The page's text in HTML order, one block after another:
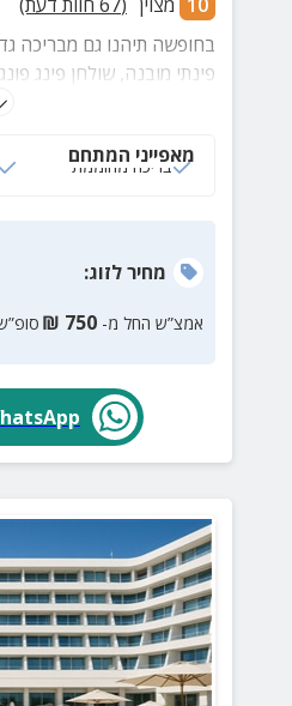
בחופשה תיהנו גם מבריכה
פינתי מובנה, שולחן פינג
מאפייני המתחם
בריכה מחוממת
מחירלזוג:
אמצ”ש החל מ- 750
₪